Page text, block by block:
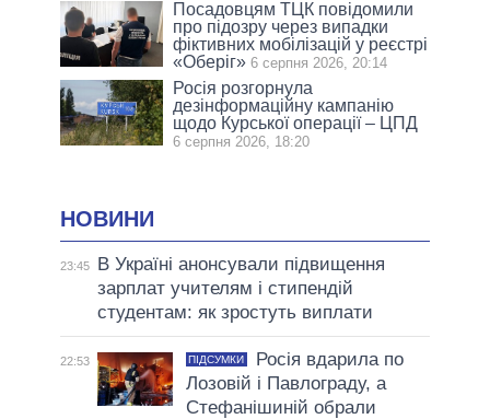
Посадовцям ТЦК повідомили
про підозру через випадки
фіктивних мобілізацій у реєстрі
«Оберіг» 6 серпня 2026, 20:14
Росія розгорнула
дезінформаційну кампанію
щодо Курської операції – ЦПД
6 серпня 2026, 18:20
НОВИНИ
23:45
В Україні анонсували підвищення
зарплат учителям і стипендій
студентам: як зростуть виплати
22:53 ПІДСУМКИ
Росія вдарила по
Лозовій і Павлограду, а
Стефанішиній обрали